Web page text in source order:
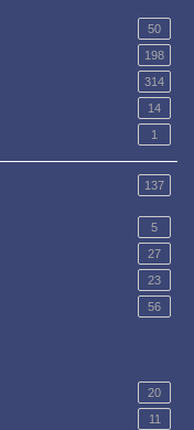
50
198
314
14
1
137
5
27
23
56
20
11